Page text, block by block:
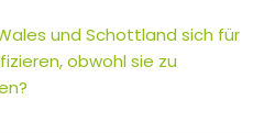
und Schottland sich für
obwohl sie zu